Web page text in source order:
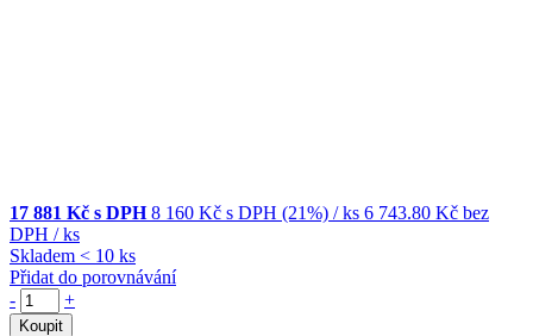
17 881 Kč s DPH 8 160 Kč s DPH (21%) / ks 6 743.80 Kč bez
DPH / ks
Skladem < 10 ks
Přidat do porovnávání
-
+
Koupit